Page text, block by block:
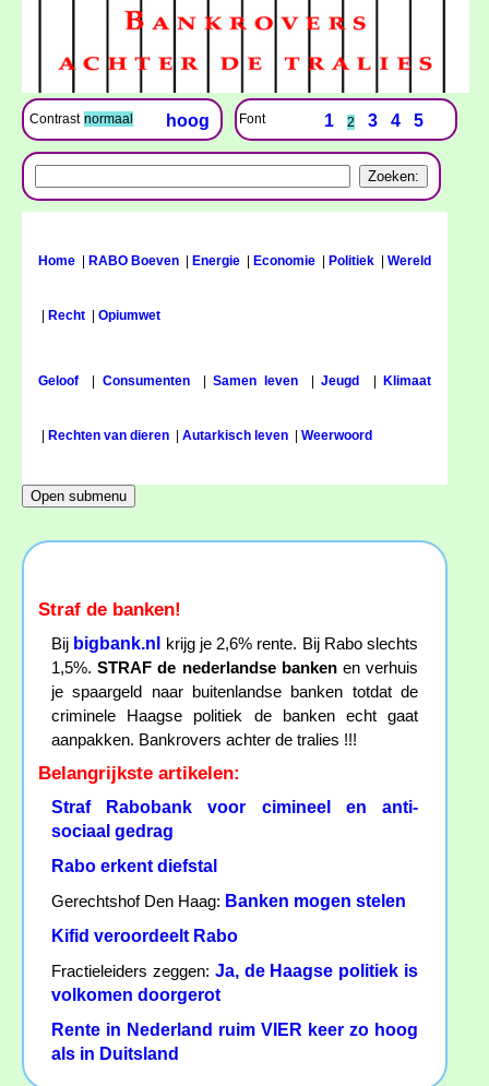
Contrast normaal hoog Font 1 2 3 4 5
Home RABO Boeven Energie Economie Politiek Wereld
Recht Opiumwet
Geloof Consumenten|Samen leven|Jeugd Klimaat
Rechten van dieren Autarkisch leven Weerwoord
Straf de banken!
Bij bigbank.nl
krijg je 2,6% rente. Bij Rabo slechts
1,5%.STRAF de nederlandse bankenen verhuis
je spaargeld naar buitenlandse banken totdat de
criminele Haagse politiek de banken echt gaat
aanpakken. Bankrovers achter de tralies !!!
Belangrijkste artikelen:
Straf Rabobank voor cimineel en anti-
sociaal gedrag
Rabo erkent diefstal
Gerechtshof Den Haag: Banken mogen stelen
Kifid veroordeelt Rabo
Fractieleiders zeggen: Ja, de Haagse politiek is
volkomen doorgerot
Rente in Nederland ruim VIER keer zo hoog
als in Duitsland